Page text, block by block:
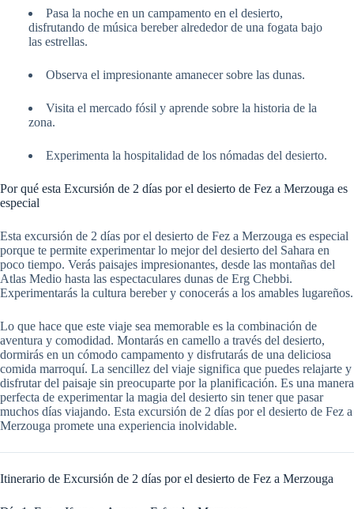
Pasa la noche en un campamento en el desierto,
disfrutando de música bereber alrededor de una fogata bajo
las estrellas.
Observa el impresionante amanecer sobre las dunas.
Visita el mercado fósil y aprende sobre la historia de la
zona.
Experimenta la hospitalidad de los nómadas del desierto.
Por qué esta Excursión de 2 días por el desierto de Fez a Merzouga es
especial
Esta excursión de 2 días por el desierto de Fez a Merzouga es especial
porque te permite experimentar lo mejor del desierto del Sahara en
poco tiempo. Verás paisajes impresionantes, desde las montañas del
Atlas Medio hasta las espectaculares dunas de Erg Chebbi.
Experimentarás la cultura bereber y conocerás a los amables lugareños.
Lo que hace que este viaje sea memorable es la combinación de
aventura y comodidad. Montarás en camello a través del desierto,
dormirás en un cómodo campamento y disfrutarás de una deliciosa
comida marroquí. La sencillez del viaje significa que puedes relajarte y
disfrutar del paisaje sin preocuparte por la planificación. Es una manera
perfecta de experimentar la magia del desierto sin tener que pasar
muchos días viajando. Esta excursión de 2 días por el desierto de Fez a
Merzouga promete una experiencia inolvidable.
Itinerario de Excursión de 2 días por el desierto de Fez a Merzouga